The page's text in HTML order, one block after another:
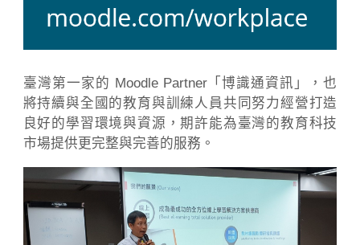
臺灣第一家的 Moodle Partner「博識通資訊」，也
將持續與全國的教育與訓練人員共同努力經營打造
良好的學習環境與資源，期許能為臺灣的教育科技
市場提供更完整與完善的服務。